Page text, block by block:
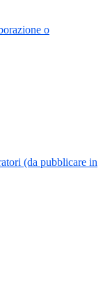
o
(da pubblicare in